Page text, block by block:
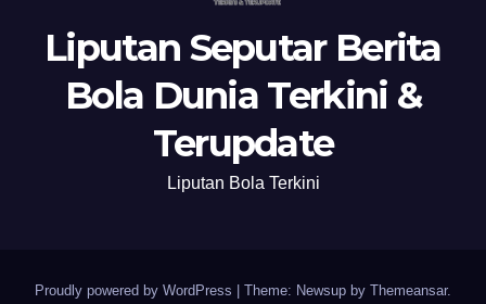
Liputan Seputar Berita
Bola Dunia Terkini &
Terupdate
Liputan Bola Terkini
Proudly powered by WordPress Theme: Newsup by Themeansar.